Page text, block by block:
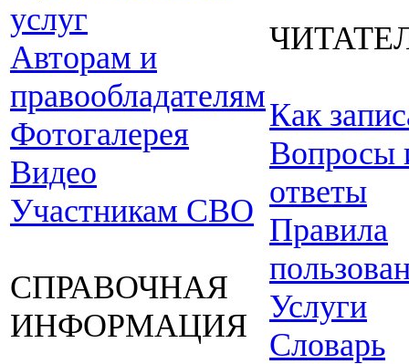
услуг
Авторам и
правообладателям
Фотогалерея
Видео
Участникам СВО
СПРАВОЧНАЯ
ИНФОРМАЦИЯ
Как
Вопросы
ответы
Правила
Услуги
Словарь